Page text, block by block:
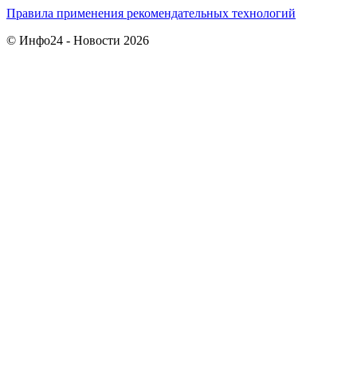
Правила применения рекомендательных технологий
© Инфо24 - Новости 2026